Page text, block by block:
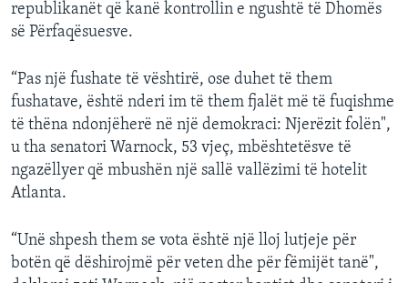
republikanët që kanë kontrollin e ngushtë të Dhomës
së Përfaqësuesve.
“Pas një fushate të vështirë, ose duhet të them
fushatave, është nderi im të them fjalët më të fuqishme
të thëna ndonjëherë në një demokraci: Njerëzit folën",
u tha senatori Warnock, 53 vjeç, mbështetësve të
ngazëllyer që mbushën një sallë vallëzimi të hotelit
Atlanta.
“Unë shpesh them se vota është një lloj lutjeje për
botën që dëshirojmë për veten dhe për fëmijët tanë",